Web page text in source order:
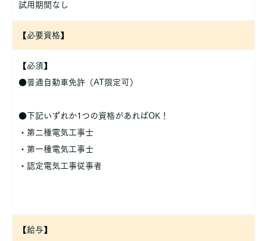
試用期間なし
【必要資格】
【必須】
●普通自動車免許（AT限定可）
●下記いずれか1つの資格があればOK！
・第二種電気工事士
・第一種電気工事士
・認定電気工事従事者
【給与】